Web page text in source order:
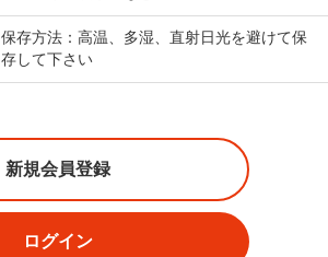
保存方法：高温、多湿、直射日光を避けて保
存して下さい
新規会員登録
ログイン